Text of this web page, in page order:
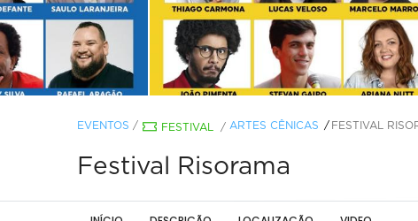
EVENTOS / FESTIVAL / ARTES CÊNICAS FESTIVAL
Festival Risorama